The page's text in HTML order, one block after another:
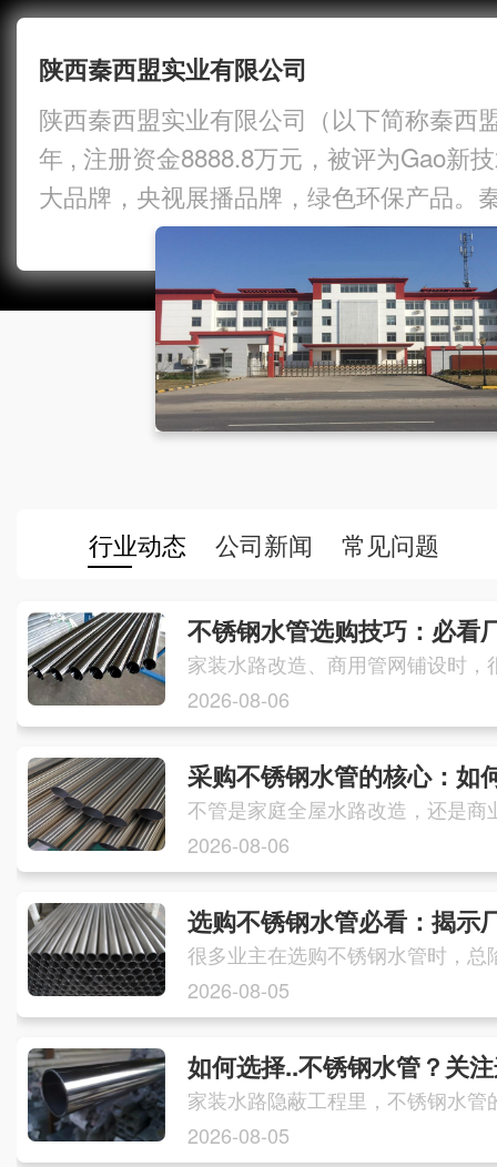
陕西秦西盟实业有限公司
陕西秦西盟实业有限公司（以下简称秦西
年 , 注册资金8888.8万元，被评为Gao新
大品牌，央视展播品牌，绿色环保产品。
为工程公司提供国标安全不锈钢水管的生
制） 年产能1亿8千万米，质保10年使用
品都是国标货，不烧品牌钱不做经销商，
行业动态 公司新闻 常见问题
不锈钢水管选购技巧：必看
2026-08-06
采购不锈钢水管的核心：如
2026-08-06
选购不锈钢水管必看：揭示
2026-08-05
如何选择..不锈钢水管？关
2026-08-05